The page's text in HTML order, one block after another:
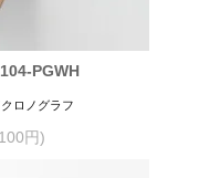
PGWH
ロノグラフ
円)